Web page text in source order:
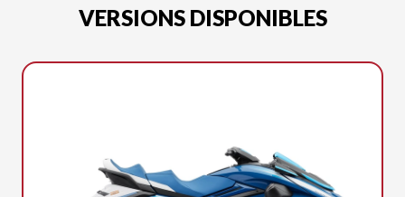
VERSIONS DISPONIBLES